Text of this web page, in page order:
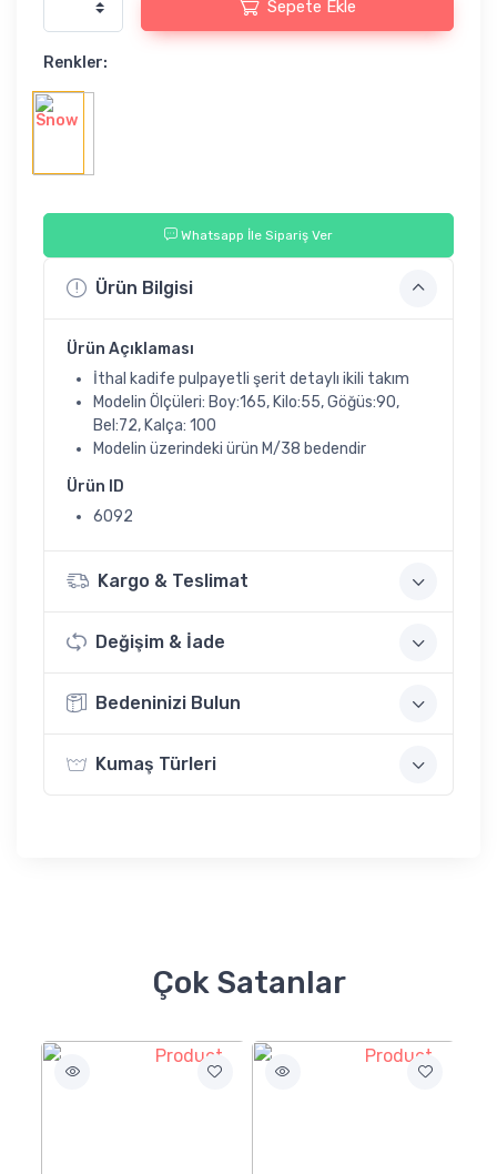
Sepete Ekle
Renkler:
Whatsapp İle Sipariş Ver
Ürün Bilgisi
Ürün Açıklaması
İthal kadife pulpayetli şerit detaylı ikili takım
Modelin Ölçüleri: Boy:165, Kilo:55, Göğüs:90,
Bel:72, Kalça: 100
Modelin üzerindeki ürün M/38 bedendir
Ürün ID
6092
Kargo & Teslimat
Değişim & İade
Bedeninizi Bulun
Kumaş Türleri
Çok Satanlar